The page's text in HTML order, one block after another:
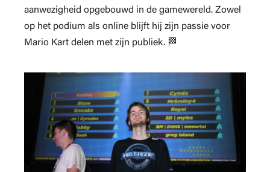
aanwezigheid opgebouwd in de gamewereld. Zowel
op het podium als online blijft hij zijn passie voor
Mario Kart delen met zijn publiek. 🏁